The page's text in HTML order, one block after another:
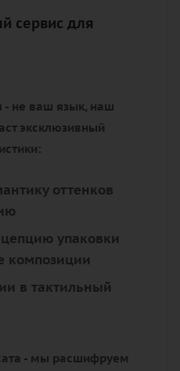
сервис для
- не ваш язык, наш
эксклюзивный
оттенков
упаковки
композиции
в тактильный
- мы расшифруем